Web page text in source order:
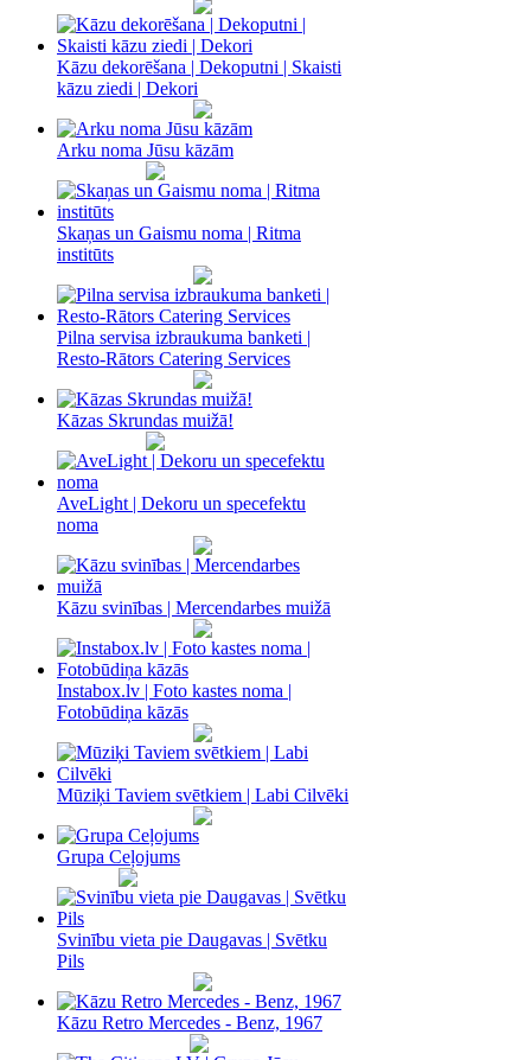
Kāzu dekorēšana | Dekoputni | Skaisti
kāzu ziedi | Dekori
Arku noma Jūsu kāzām
Skaņas un Gaismu noma‎ | Ritma
institūts
Pilna servisa izbraukuma banketi |
Resto-Rātors Catering Services
Kāzas Skrundas muižā!
AveLight | Dekoru un specefektu
noma
Kāzu svinības | Mercendarbes muižā
Instabox.lv | Foto kastes noma |
Fotobūdiņa kāzās
Mūziķi Taviem svētkiem | Labi Cilvēki
Grupa Ceļojums
Svinību vieta pie Daugavas | Svētku
Pils
Kāzu Retro Mercedes - Benz, 1967